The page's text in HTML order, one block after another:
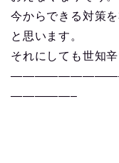
今からできる対策
と思います。
それにしても世知
—————–